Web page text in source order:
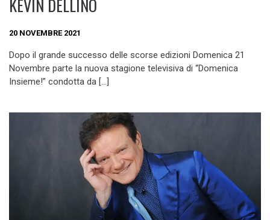
KEVIN DELLINO
20 NOVEMBRE 2021
Dopo il grande successo delle scorse edizioni Domenica 21
Novembre parte la nuova stagione televisiva di “Domenica
Insieme!” condotta da […]